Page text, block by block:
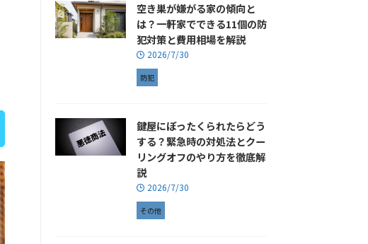
空き巣が嫌がる家の傾向と
は？一軒家でできる11個の防
犯対策と費用相場を解説
2026/7/30
防犯
鍵屋にぼったくられたらどう
する？緊急時の対処法とクー
リングオフのやり方を徹底解
説
2026/7/30
その他